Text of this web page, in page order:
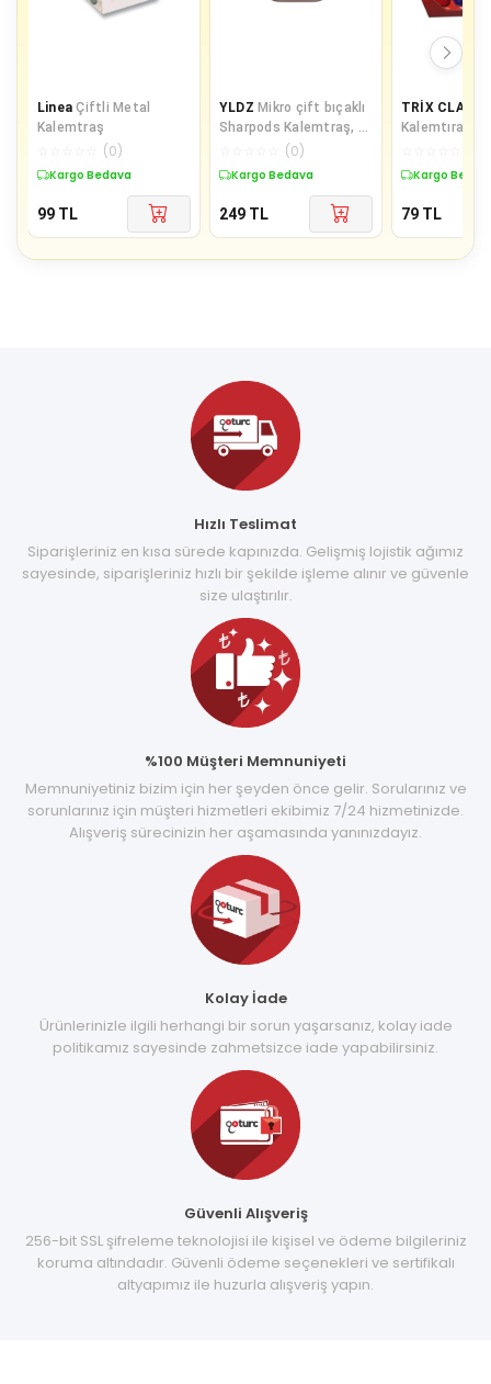
Linea Çiftli Metal
Kalemtraş
(0)
Kargo Bedava
99 TL
YLDZ Mikro çift bıçaklı
Sharpods Kalemtraş, 4
farklı renk seçeneği
(0)
Kargo Bedava
249 TL
TRİX CLASS
Kalemtıraş
Kargo
79 TL
Hızlı Teslimat
Siparişleriniz en kısa sürede kapınızda. Gelişmiş lojistik ağımız
sayesinde, siparişleriniz hızlı bir şekilde işleme alınır ve güvenle
size ulaştırılır.
%100 Müşteri Memnuniyeti
Memnuniyetiniz bizim için her şeyden önce gelir. Sorularınız ve
sorunlarınız için müşteri hizmetleri ekibimiz 7/24 hizmetinizde.
Alışveriş sürecinizin her aşamasında yanınızdayız.
Kolay İade
Ürünlerinizle ilgili herhangi bir sorun yaşarsanız, kolay iade
politikamız sayesinde zahmetsizce iade yapabilirsiniz.
Güvenli Alışveriş
256-bit SSL şifreleme teknolojisi ile kişisel ve ödeme bilgileriniz
koruma altındadır. Güvenli ödeme seçenekleri ve sertifikalı
altyapımız ile huzurla alışveriş yapın.